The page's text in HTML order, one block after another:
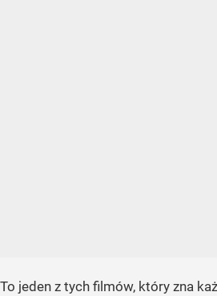
To jeden z tych filmów, który zna